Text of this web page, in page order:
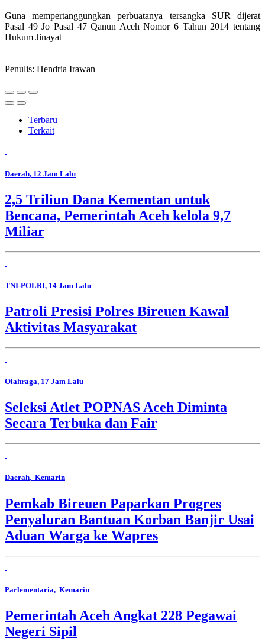
Guna mempertanggungkan perbuatanya tersangka SUR dijerat
Pasal 49 Jo Pasal 47 Qanun Aceh Nomor 6 Tahun 2014 tentang
Hukum Jinayat
Penulis: Hendria Irawan
Terbaru
Terkait
Daerah, 12 Jam Lalu
2,5 Triliun Dana Kementan untuk
Bencana, Pemerintah Aceh kelola 9,7
Miliar
TNI-POLRI, 14 Jam Lalu
Patroli Presisi Polres Bireuen Kawal
Aktivitas Masyarakat
Olahraga, 17 Jam Lalu
Seleksi Atlet POPNAS Aceh Diminta
Secara Terbuka dan Fair
Daerah, Kemarin
Pemkab Bireuen Paparkan Progres
Penyaluran Bantuan Korban Banjir Usai
Aduan Warga ke Wapres
Parlementaria, Kemarin
Pemerintah Aceh Angkat 228 Pegawai
Negeri Sipil